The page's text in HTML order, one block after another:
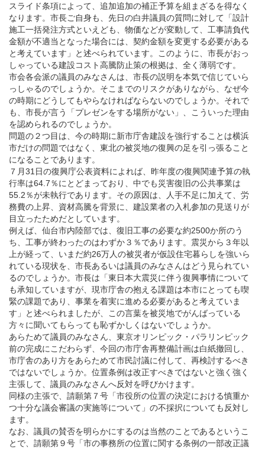
スライド条項によって、追加追加の補正予算を組まざるを得なく
なります。市長ご自身も、先日の白井議員の質問に対して「設計
施工一括発注方式といえども、物価などが変動して、工事請負代
金額が不適当となった場合には、契約金額を変更する必要がある
と考えています」と述べられています。このように、市長がおっ
しゃっている建設コスト高騰防止策の根拠は、全く薄弱です。
市会各会派の議員のみなさんは、市長の説明を本気で信じていら
っしゃるのでしょうか。そこまでのリスクがありながら、なぜ今
の時期にどうしてもやらなければならないのでしょうか。それで
も、市長が言う「プレゼンをする場所がない」、こういった理由
を認められるのでしょうか。
問題の２つ目は、今の時期に新市庁舎建設を強行することは横浜
市だけの問題ではなく、東北の被災地の復興の足を引っ張ること
になることであります。
７月31日の復興庁公表資料によれば、昨年度の復興関連予算の執
行率は64.7％にとどまっており、中でも災害復旧の公共事業は
55.2％が未執行であります。その原因は、人手不足に加えて、労
務費の上昇、資材高騰を背景に、建設業者の入札参加の見送りが
目立ったためだとしています。
例えば、仙台市内陸部では、復旧工事の必要な約2500か所のう
ち、工事が終わったのはわずか３％であります。震災から３年以
上が経って、いまだ約26万人の被災者が仮設住宅暮らしを強いら
れている現状を、市長あるいは議員のみなさんはどう見られてい
るのでしょうか。市長は「東日本大震災に伴う復興事情について
も承知していますが、現市庁舎の抱える課題は本市にとっても喫
緊の課題であり、事業を着実に進める必要があると考えていま
す」と述べられましたが、この言葉を被災地でがんばっている
方々に聞いてもらっても恥ずかしくはないでしょうか。
あらためて議員のみなさん、東京オリンピック・パラリンピック
前の完成にこだわらず、今回の市庁舎再整備計画は白紙撤回し、
市庁舎のあり方をあらためて市民討議に付して、再検討するべき
ではないでしょうか。位置条例は改正すべきではないと強く強く
主張して、議員のみなさんへ反対を呼びかけます。
同様の主張で、請願第７号「市役所の位置の決定における慎重か
つ十分な議会審議の実施等について」の不採択についても反対し
ます。
なお、議員の賛否を明らかにするのは当然のことであるというこ
とで、請願第９号「市の事務所の位置に関する条例の一部改正議